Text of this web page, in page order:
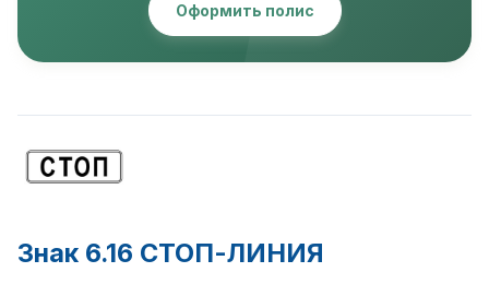
Оформить полис
Знак 6.16 СТОП-ЛИНИЯ